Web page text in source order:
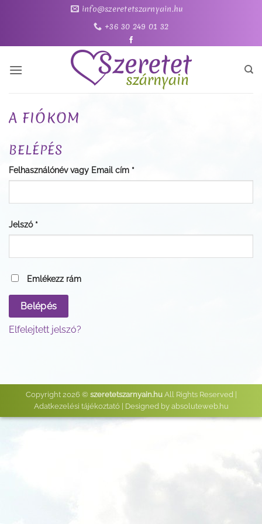
info@szeretetszarnyain.hu
+36 30 249 01 32
A FIÓKOM
BELÉPÉS
Felhasználónév vagy Email cím *Kötelező
Jelszó *
Emlékezz rám
Belépés
Elfelejtett jelszó?
Copyright 2026 © szeretetszarnyain.huAll Rights Reserved |
Adatkezelési tájékoztató| Designed by absoluteweb.hu